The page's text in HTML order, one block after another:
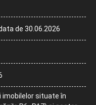
de 30.06.2026
imobilelor situate în